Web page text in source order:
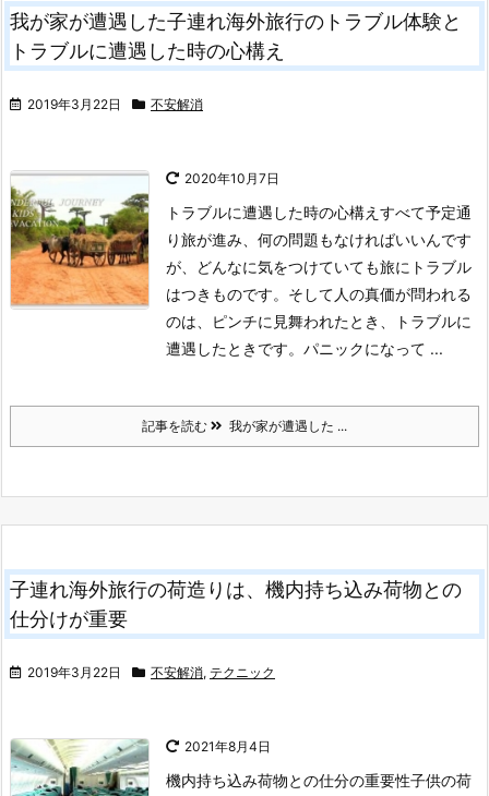
我が家が遭遇した子連れ海外旅行のトラブル体験と
トラブルに遭遇した時の心構え
2019年3月22日 不安解消
2020年10月7日
トラブルに遭遇した時の心構え すべて予定通
り旅が進み、何の問題もなければいいんです
が、どんなに気をつけていても旅にトラブル
はつきものです。そして人の真価が問われる
のは、ピンチに見舞われたとき、トラブルに
遭遇したときです。パニックになって ...
記事を読む 我が家が遭遇した ...
子連れ海外旅行の荷造りは、機内持ち込み荷物との
仕分けが重要
2019年3月22日 不安解消, テクニック
2021年8月4日
機内持ち込み荷物との仕分の重要性子供の荷